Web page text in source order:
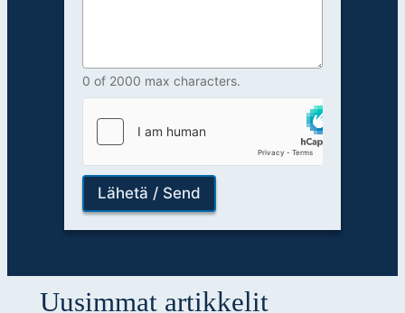
0 of 2000 max characters.
Lähetä / Send
Uusimmat artikkelit